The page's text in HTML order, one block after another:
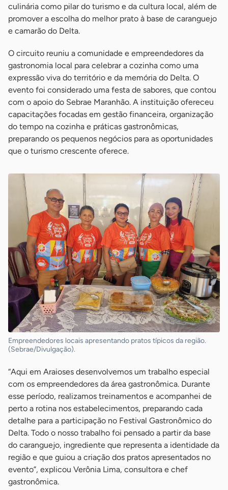
culinária como pilar do turismo e da cultura local, além de
promover a escolha do melhor prato à base de caranguejo
e camarão do Delta.
O circuito reuniu a comunidade e empreendedores da
gastronomia local para celebrar a cozinha como uma
expressão viva do território e da memória do Delta. O
evento foi considerado uma festa de sabores, que contou
com o apoio do Sebrae Maranhão. A instituição ofereceu
capacitações focadas em gestão financeira, organização
do tempo na cozinha e práticas gastronômicas,
preparando os pequenos negócios para as oportunidades
que o turismo crescente oferece.
Empreendedores locais apresentando pratos típicos da região.
(Sebrae/Divulgação).
“Aqui em Araioses desenvolvemos um trabalho especial
com os empreendedores da área gastronômica. Durante
esse período, realizamos treinamentos e acompanhei de
perto a rotina nos estabelecimentos, preparando cada
detalhe para a participação no Festival Gastronômico do
Delta. Todo o nosso trabalho foi pensado a partir da base
do caranguejo, ingrediente que representa a identidade da
região e que guiou a criação dos pratos apresentados no
evento”, explicou Verônia Lima, consultora e chef
gastronômica.